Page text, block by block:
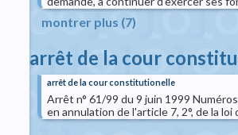
montrer plus (7)
arrêt de la cour
arrêt de la cour constitutionelle
Arrêt n° 61/99 du 9 juin 1999
en annulation de l'article 7, 2°, de la